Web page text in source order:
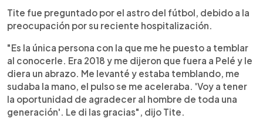
Tite fue preguntado por el astro del fútbol, debido a la
preocupación por su reciente hospitalización.
"Es la única persona con la que me he puesto a temblar
al conocerle. Era 2018 y me dijeron que fuera a Pelé y le
diera un abrazo. Me levanté y estaba temblando, me
sudaba la mano, el pulso se me aceleraba. 'Voy a tener
la oportunidad de agradecer al hombre de toda una
generación'. Le di las gracias", dijo Tite.